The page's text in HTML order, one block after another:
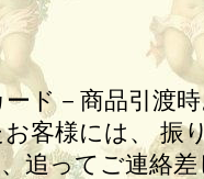
ド－商品引渡
客様には、 振
追ってご連絡